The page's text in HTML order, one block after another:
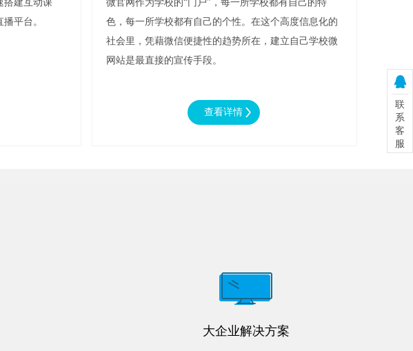
联
系
客
服
搭建互动课
平台。
微官网作为学校的“门户”，每一所学校都有自己的特
色，每一所学校都有自己的个性。在这个高度信息化的
社会里，凭藉微信便捷性的趋势所在，建立自己学校微
网站是最直接的宣传手段。
大企业解决方案